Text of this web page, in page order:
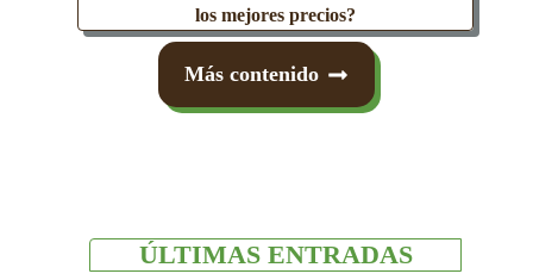
los mejores precios?
Más contenido
ÚLTIMAS ENTRADAS